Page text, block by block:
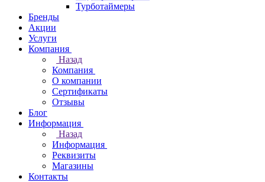
Турботаймеры
Бренды
Акции
Услуги
Компания
Назад
Компания
О компании
Сертификаты
Отзывы
Блог
Информация
Назад
Информация
Реквизиты
Магазины
Контакты